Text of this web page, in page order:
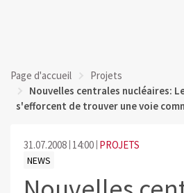
Page d'accueil
Projets
Nouvelles centrales nucléaires:
s'efforcent de trouver une voie
31.07.2008 14:00 PROJETS
NEWS